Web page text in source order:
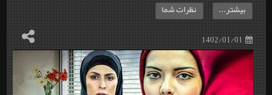
1402/01/01
بیشتر... نظرات شما